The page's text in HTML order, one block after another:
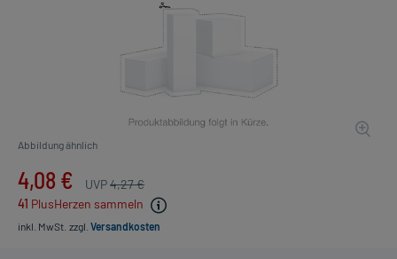
Abbildung ähnlich
4,08 € UVP4,27 €
41 PlusHerzen sammeln
inkl. MwSt. zzgl. Versandkosten